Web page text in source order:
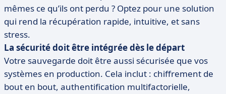
mêmes ce qu’ils ont perdu ? Optez pour une solution
qui rend la récupération rapide, intuitive, et sans
stress.
La sécurité doit être intégrée dès le départ
Votre sauvegarde doit être aussi sécurisée que vos
systèmes en production. Cela inclut : chiffrement de
bout en bout, authentification multifactorielle,